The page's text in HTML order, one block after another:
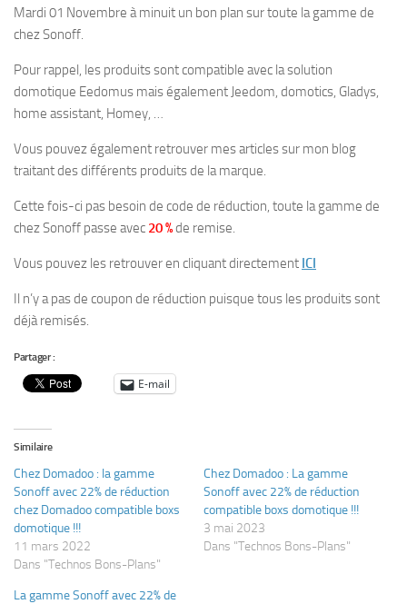
Mardi 01 Novembre à minuit un bon plan sur toute la gamme de
chez Sonoff.
Pour rappel, les produits sont compatible avec la solution
domotique Eedomus mais également Jeedom, domotics, Gladys,
home assistant, Homey, …
Vous pouvez également retrouver mes articles sur mon blog
traitant des différents produits de la marque.
Cette fois-ci pas besoin de code de réduction, toute la gamme de
chez Sonoff passe avec 20 %de remise.
Vous pouvez les retrouver en cliquant directement ICI
Il n’y a pas de coupon de réduction puisque tous les produits sont
déjà remisés.
Partager :
E-mail
Similaire
Chez Domadoo : la gamme
Sonoff avec 22% de réduction
chez Domadoo compatible boxs
domotique !!!
11 mars 2022
Dans "Technos Bons-Plans"
Chez Domadoo : La gamme
Sonoff avec 22% de réduction
compatible boxs domotique !!!
3 mai 2023
Dans "Technos Bons-Plans"
La gamme Sonoff avec 22% de